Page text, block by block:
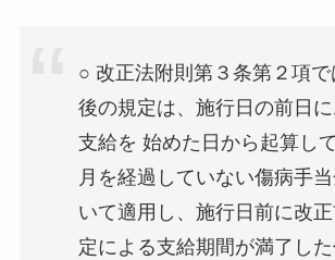
○ 改正法附則第３条第２項
後の規定は、施行日の前日
支給を 始めた日から起算し
月を経過していない傷病手
いて適用し、施行日前に改
定による支給期間が満了し